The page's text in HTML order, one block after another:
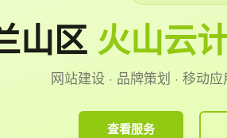
山区 火山云
网站建设 · 品牌策划 · 移动
查看服务